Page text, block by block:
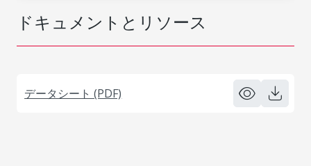
ドキュメントとリソース
データシート (PDF)